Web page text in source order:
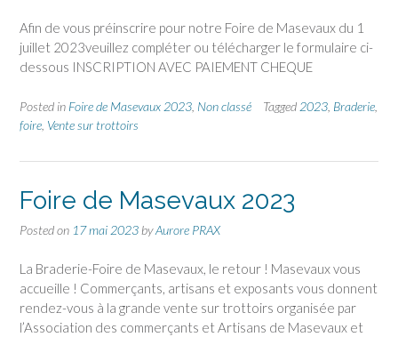
Afin de vous préinscrire pour notre Foire de Masevaux du 1
juillet 2023veuillez compléter ou télécharger le formulaire ci-
dessous INSCRIPTION AVEC PAIEMENT CHEQUE
Posted in Foire de Masevaux 2023 Non classé Tagged 2023 Braderie
foire Vente sur trottoirs
Foire de Masevaux 2023
Posted on 17 mai 2023 byAurore PRAX
La Braderie-Foire de Masevaux, le retour ! Masevaux vous
accueille ! Commerçants, artisans et exposants vous donnent
rendez-vous à la grande vente sur trottoirs organisée par
l’Association des commerçants et Artisans de Masevaux et